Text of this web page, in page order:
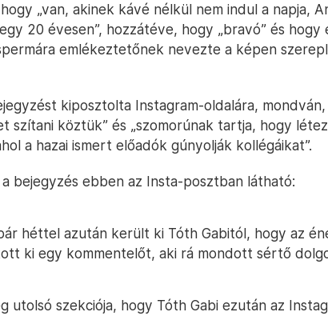
„van, akinek kávé nélkül nem indul a napja,
20 évesen”, hozzátéve, hogy „bravó” és hogy
emlékeztetőnek nevezte a képen
kiposztolta Instagram-oldalára, mondván,
szítani köztük” és „szomorúnak tartja, hogy
a hazai ismert előadók gúnyolják kollégáikat”.
bejegyzés ebben az Insta-posztban látható:
héttel azután került ki Tóth Gabitól, hogy az
ki egy kommentelőt, aki rá mondott sértő
utolsó szekciója, hogy Tóth Gabi ezután az